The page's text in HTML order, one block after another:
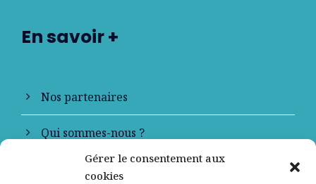
Gérer le consentement aux
cookies
En savoir +
Nos partenaires
Qui sommes-nous ?
Contactez-nous